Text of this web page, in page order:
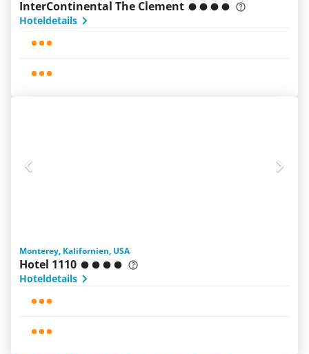
InterContinental The Clement
Hoteldetails
Monterey, Kalifornien, USA
Hotel 1110
Hoteldetails